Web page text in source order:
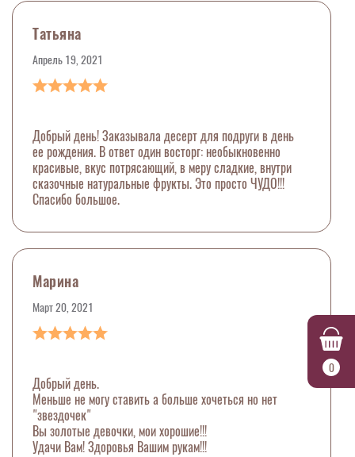
0
Татьяна
Апрель 19, 2021
Добрый день! Заказывала десерт для подруги в день
ее рождения. В ответ один восторг: необыкновенно
красивые, вкус потрясающий, в меру сладкие, внутри
сказочные натуральные фрукты. Это просто ЧУДО!!!
Спасибо большое.
Марина
Март 20, 2021
Добрый день.
Меньше не могу ставить а больше хочеться но нет
"звездочек"
Вы золотые девочки, мои хорошие!!!
Удачи Вам! Здоровья Вашим рукам!!!